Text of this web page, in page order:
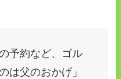
予約など、ゴル
は父のおかげ」